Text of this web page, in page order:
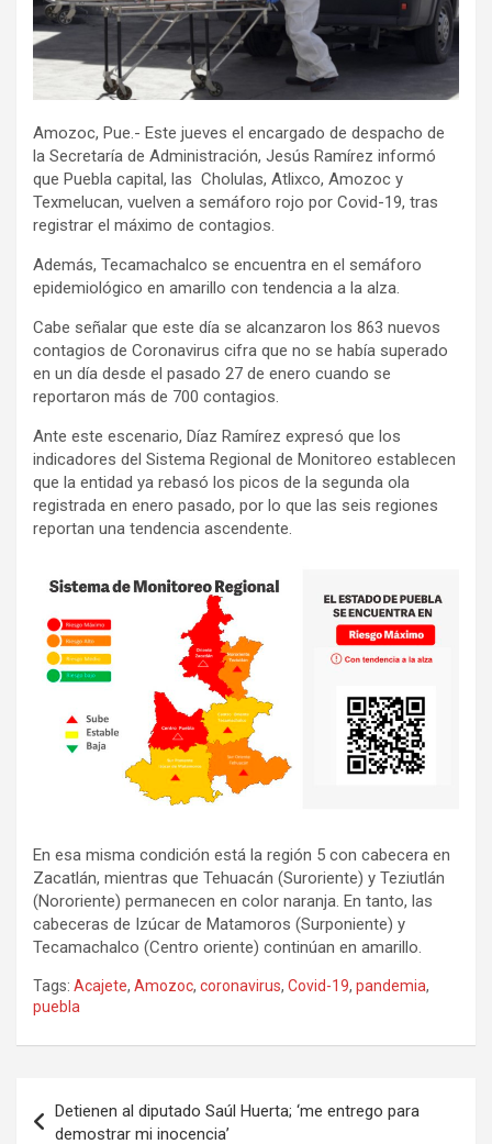
Amozoc, Pue.- Este jueves el encargado de despacho de
la Secretaría de Administración, Jesús Ramírez informó
que Puebla capital, las Cholulas, Atlixco, Amozoc y
Texmelucan, vuelven a semáforo rojo por Covid-19, tras
registrar el máximo de contagios.
Además, Tecamachalco se encuentra en el semáforo
epidemiológico en amarillo con tendencia a la alza.
Cabe señalar que este día se alcanzaron los 863 nuevos
contagios de Coronavirus cifra que no se había superado
en un día desde el pasado 27 de enero cuando se
reportaron más de 700 contagios.
Ante este escenario, Díaz Ramírez expresó que los
indicadores del Sistema Regional de Monitoreo establecen
que la entidad ya rebasó los picos de la segunda ola
registrada en enero pasado, por lo que las seis regiones
reportan una tendencia ascendente.
En esa misma condición está la región 5 con cabecera en
Zacatlán, mientras que Tehuacán (Suroriente) y Teziutlán
(Nororiente) permanecen en color naranja. En tanto, las
cabeceras de Izúcar de Matamoros (Surponiente) y
Tecamachalco (Centro oriente) continúan en amarillo.
Tags: Acajete, Amozoc, coronavirus, Covid-19, pandemia,
puebla
de
Detienen al diputado Saúl Huerta; ‘me entrego para
demostrar mi inocencia’